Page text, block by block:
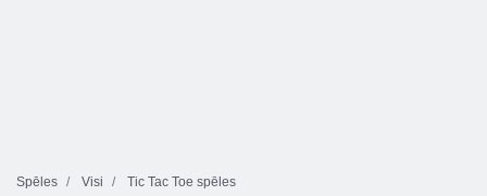
Spēles Visi Tic Tac Toe spēles